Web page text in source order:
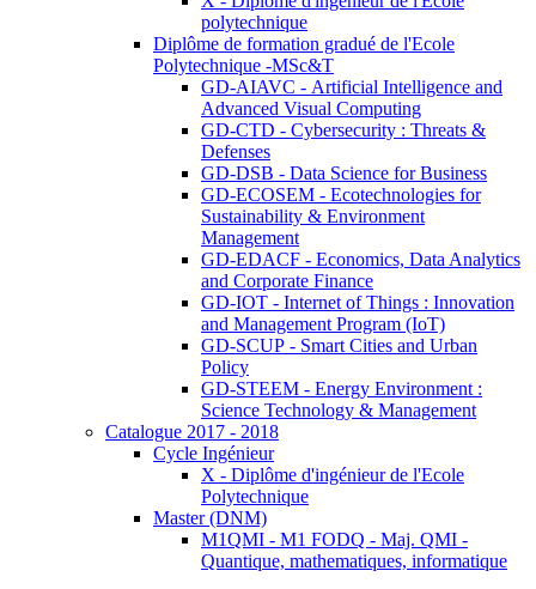
polytechnique
Diplôme de formation gradué de l'Ecole
Polytechnique -MSc&T
GD-AIAVC - Artificial Intelligence and
Advanced Visual Computing
GD-CTD - Cybersecurity : Threats &
Defenses
GD-DSB - Data Science for Business
GD-ECOSEM - Ecotechnologies for
Sustainability & Environment
Management
GD-EDACF - Economics, Data Analytics
and Corporate Finance
GD-IOT - Internet of Things : Innovation
and Management Program (IoT)
GD-SCUP - Smart Cities and Urban
Policy
GD-STEEM - Energy Environment :
Science Technology & Management
Catalogue 2017 - 2018
Cycle Ingénieur
X - Diplôme d'ingénieur de l'Ecole
Polytechnique
Master (DNM)
M1QMI - M1 FODQ - Maj. QMI -
Quantique, mathematiques, informatique